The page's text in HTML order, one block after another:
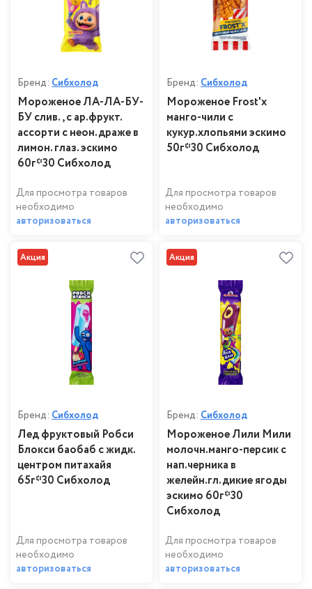
Бренд: Сибхолод
Мороженое ЛА-ЛА-БУ-
БУ слив., с ар.фрукт.
ассорти с неон.драже в
лимон. глаз. эскимо
60г*30 Сибхолод
Для просмотра товаров
необходимо
авторизоваться
Бренд: Сибхолод
Мороженое Frost'x
манго-чили с
кукур.хлопьями эскимо
50г*30 Сибхолод
Для просмотра товаров
необходимо
авторизоваться
Акция
Бренд: Сибхолод
Лед фруктовый Робси
Блокси баобаб с жидк.
центром питахайя
65г*30 Сибхолод
Для просмотра товаров
необходимо
авторизоваться
Акция
Бренд: Сибхолод
Мороженое Лили Мили
молочн.манго-персик с
нап.черника в
желейн.гл.дикие ягоды
эскимо 60г*30
Сибхолод
Для просмотра товаров
необходимо
авторизоваться